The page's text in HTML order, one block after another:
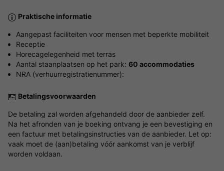
Praktische informatie
Aangepast faciliteiten voor mensen met beperkte mobiliteit
Receptie
Horecagelegenheid met terras
Aantal staanplaatsen op het park: 60 accommodaties
NRA (verhuurregistratienummer):
Betalingsvoorwaarden
De betaling zal worden afgehandeld door de aanbieder zelf.
Na het afronden van je boeking ontvang je een bevestiging en
een factuur met betalingsinstructies van de aanbieder. Let op:
vaak moet de (aan)betaling vóór aankomst van je verblijf
worden voldaan.